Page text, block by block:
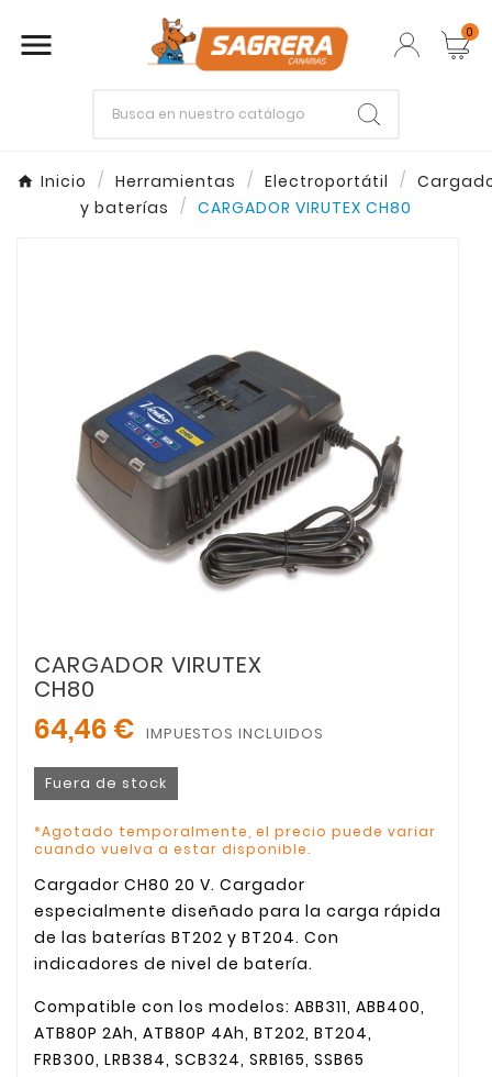
 0
Inicio Herramientas Electroportátil
y baterías
CARGADOR VIRUTEX CH80
CARGADOR VIRUTEX
CH80
64,46 € IMPUESTOS INCLUIDOS
Fuera de stock
*Agotado temporalmente, el precio puede variar
cuando vuelva a estar disponible.
Cargador CH80 20 V. Cargador
especialmente diseñado para la carga rápida
de las baterías BT202 y BT204. Con
indicadores de nivel de batería.
Compatible con los modelos: ABB311, ABB400,
ATB80P 2Ah, ATB80P 4Ah, BT202, BT204,
FRB300, LRB384, SCB324, SRB165, SSB65
Enter